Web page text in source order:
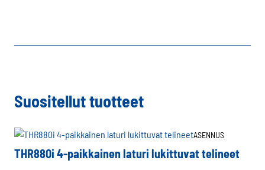
Suositellut tuotteet
ASENNUS
THR880i 4-paikkainen laturi lukittuvat telineet